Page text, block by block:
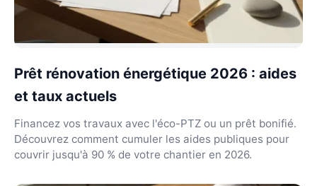
Prêt rénovation énergétique 2026 : aides
et taux actuels
Financez vos travaux avec l'éco-PTZ ou un prêt bonifié.
Découvrez comment cumuler les aides publiques pour
couvrir jusqu'à 90 % de votre chantier en 2026.